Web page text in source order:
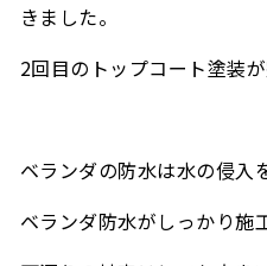
きました。
2回目のトップコート塗装
ベランダの防水は水の侵入
ベランダ防水がしっかり施